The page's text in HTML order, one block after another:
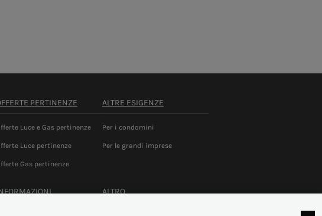
PERTINENZE
Luce e Gas pertinenze
Luce pertinenze
Gas pertinenze
ALTRE ESIGENZE
Per i condomini
Per le grandi imprese
ALTRO